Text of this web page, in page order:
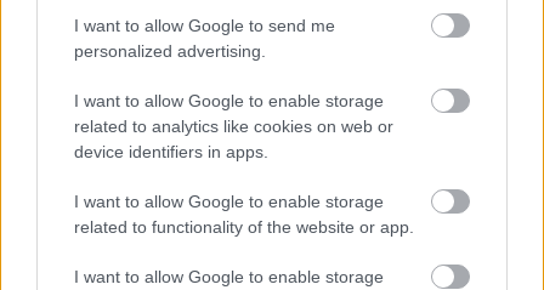
I want to allow Google to send me
personalized advertising.
I want to allow Google to enable storage
related to analytics like cookies on web or
device identifiers in apps.
I want to allow Google to enable storage
related to functionality of the website or app.
I want to allow Google to enable storage
EZ IS ÉRDEKELHET: